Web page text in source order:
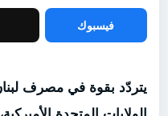
فيسبوك
يتردّد بقوة في مصرف